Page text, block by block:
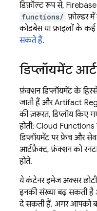
डिफ़ॉल्ट रूप से, Firebase
functions/ फ़ोल्डर
कोडबेस या फ़ाइलों के
सकते हैं.
डिप्लॉयमेंट
फ़ंक्शन डिप्लॉयमेंट के
जाती हैं औरArtifact
की ज़रूरत, डिप्लॉय किए
होती; Cloud Functions
डिप्लॉयमेंट पर फ़ेच और
आर्टफ़ैक्ट, फ़ंक्शन को
होते.
ये कंटेनर इमेज अक्सर
इनकी संख्या बढ़ सकती है
दे सकती हैं. अगर आपको